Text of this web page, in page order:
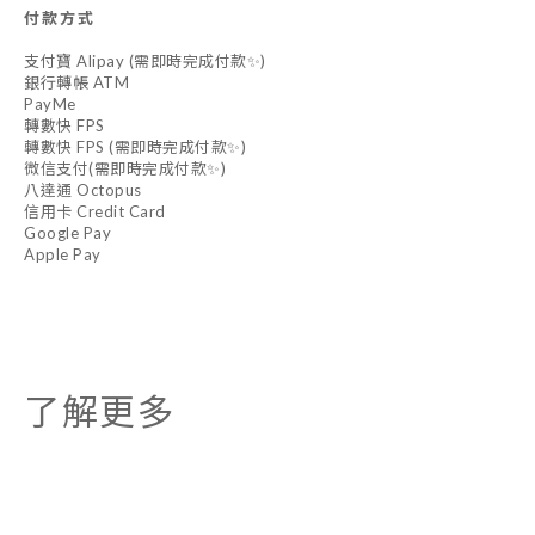
付款方式
支付寶 Alipay (需即時完成付款✨)
銀行轉帳 ATM
PayMe
轉數快 FPS
轉數快 FPS (需即時完成付款✨)
微信支付(需即時完成付款✨)
八達通 Octopus
信用卡 Credit Card
Google Pay
Apple Pay
了解更多